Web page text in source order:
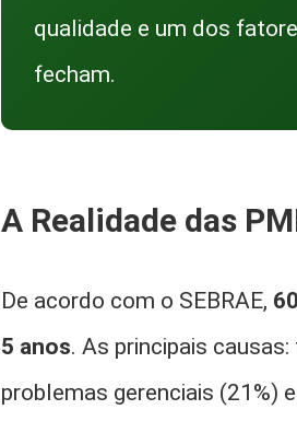
qualidade e um dos
fecham.
A Realidade das
De acordo com o SEBRAE,
5 anos. As principais
problemas gerenciais (21%)